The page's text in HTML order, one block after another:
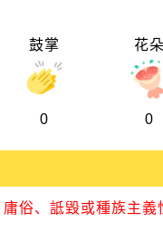
鼓掌
0
花朵
0
俗、詆毀或種族主義